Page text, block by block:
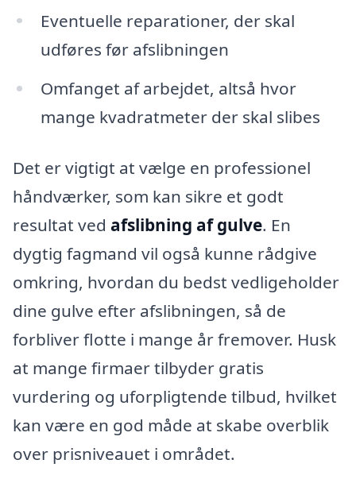
Eventuelle reparationer, der skal
udføres før afslibningen
Omfanget af arbejdet, altså hvor
mange kvadratmeter der skal slibes
Det er vigtigt at vælge en professionel
håndværker, som kan sikre et godt
resultat ved afslibning af gulve. En
dygtig fagmand vil også kunne rådgive
omkring, hvordan du bedst vedligeholder
dine gulve efter afslibningen, så de
forbliver flotte i mange år fremover. Husk
at mange firmaer tilbyder gratis
vurdering og uforpligtende tilbud, hvilket
kan være en god måde at skabe overblik
over prisniveauet i området.